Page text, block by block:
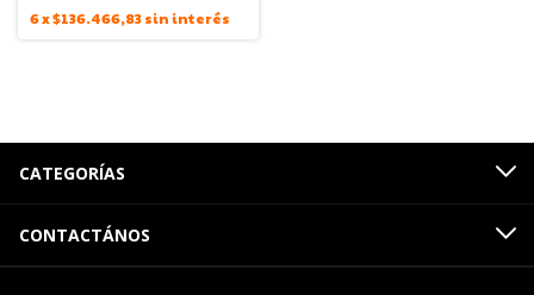
6x$136.466,83sin interés
CATEGORÍAS
CONTACTÁNOS